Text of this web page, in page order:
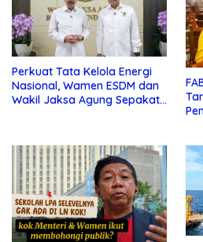
Perkuat Tata Kelola Energi
Nasional, Wamen ESDM dan
Wakil Jaksa Agung Sepakat